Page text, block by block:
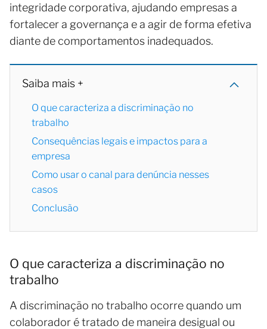
integridade corporativa, ajudando empresas a
fortalecer a governança e a agir de forma efetiva
diante de comportamentos inadequados.
Saiba mais +
O que caracteriza a discriminação no
trabalho
Consequências legais e impactos para a
empresa
Como usar o canal para denúncia nesses
casos
Conclusão
O que caracteriza a discriminação no
trabalho
A discriminação no trabalho ocorre quando um
colaborador é tratado de maneira desigual ou